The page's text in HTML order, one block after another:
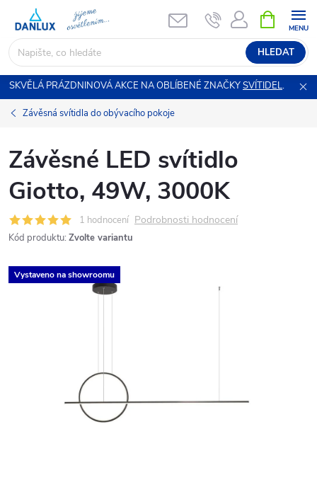
obsah
HLEDAT
NÁKUPNÍ
KOŠÍK
SKVĚLÁ PRÁZDNINOVÁ AKCE NA OBLÍBENÉ ZNAČKYSVÍTIDEL.
Závěsná svítidla do obývacího pokoje
Závěsné LED svítidlo
Giotto, 49W, 3000K
1 hodnocení Podrobnosti hodnocení
Kód produktu: Zvolte variantu
Vystaveno na showroomu